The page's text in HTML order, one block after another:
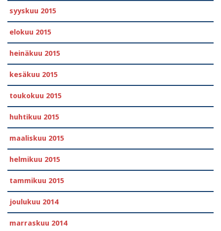
syyskuu 2015
elokuu 2015
heinäkuu 2015
kesäkuu 2015
toukokuu 2015
huhtikuu 2015
maaliskuu 2015
helmikuu 2015
tammikuu 2015
joulukuu 2014
marraskuu 2014